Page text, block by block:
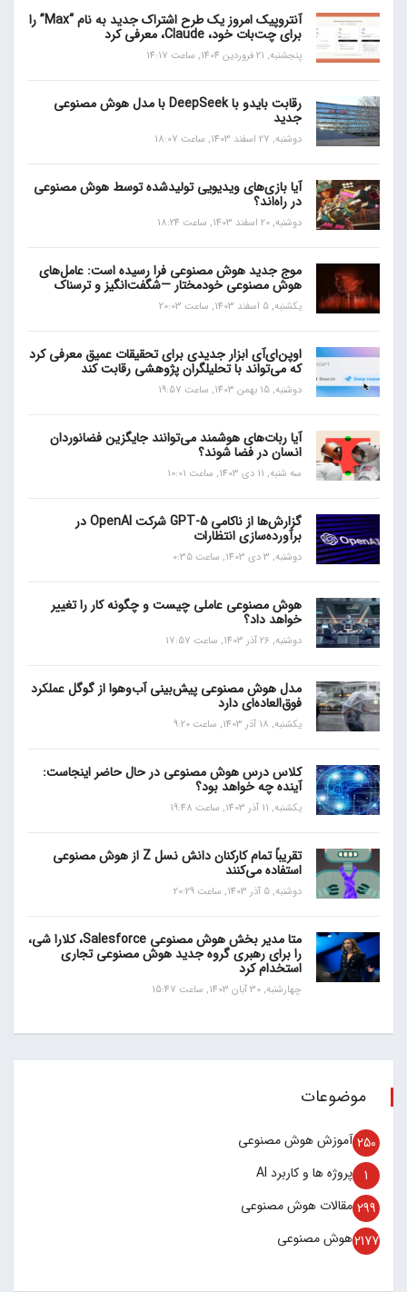
آنتروپیک امروز یک طرح اشتراک جدید به نام “Max” را
برای چت‌بات خود، Claude، معرفی کرد
پنجشنبه, 21 فروردین 1404, ساعت 14:17
رقابت بایدو با DeepSeek با مدل هوش مصنوعی
جدید
دوشنبه, 27 اسفند 1403, ساعت 18:07
آیا بازی‌های ویدیویی تولیدشده توسط هوش مصنوعی
در راه‌اند؟
دوشنبه, 20 اسفند 1403, ساعت 18:24
موج جدید هوش مصنوعی فرا رسیده است: عامل‌های
هوش مصنوعی خودمختار —شگفت‌انگیز و ترسناک
یکشنبه, 5 اسفند 1403, ساعت 20:03
اوپن‌ای‌آی ابزار جدیدی برای تحقیقات عمیق معرفی کرد
که می‌تواند با تحلیلگران پژوهشی رقابت کند
دوشنبه, 15 بهمن 1403, ساعت 19:57
آیا ربات‌های هوشمند می‌توانند جایگزین فضانوردان
انسان در فضا شوند؟
سه شنبه, 11 دی 1403, ساعت 10:01
گزارش‌ها از ناکامی GPT-5 شرکت OpenAI در
برآورده‌سازی انتظارات
دوشنبه, 3 دی 1403, ساعت 0:35
هوش مصنوعی عاملی چیست و چگونه کار را تغییر
خواهد داد؟
دوشنبه, 26 آذر 1403, ساعت 17:57
مدل هوش مصنوعی پیش‌بینی آب‌و‌هوا از گوگل عملکرد
فوق‌العاده‌ای دارد
یکشنبه, 18 آذر 1403, ساعت 9:20
کلاس درس هوش مصنوعی در حال حاضر اینجاست:
آینده چه خواهد بود؟
یکشنبه, 11 آذر 1403, ساعت 19:48
تقریباً تمام کارکنان دانش نسل Z از هوش مصنوعی
استفاده می‌کنند
دوشنبه, 5 آذر 1403, ساعت 20:29
متا مدیر بخش هوش مصنوعی Salesforce، کلارا شی،
را برای رهبری گروه جدید هوش مصنوعی تجاری
استخدام کرد
چهارشنبه, 30 آبان 1403, ساعت 15:47
موضوعات
آموزش هوش مصنوعی 250
پروژه ها و کاربرد AI 1
مقالات هوش مصنوعی 299
هوش مصنوعی2177